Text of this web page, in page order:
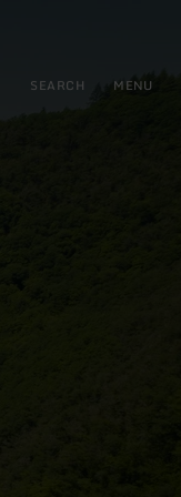
SEARCH MENU